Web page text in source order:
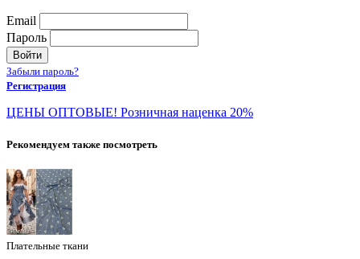
Email
Пароль
Войти
Забыли пароль?
Регистрация
ЦЕНЫ ОПТОВЫЕ! Розничная наценка 20%
Рекомендуем также посмотреть
Плательные ткани